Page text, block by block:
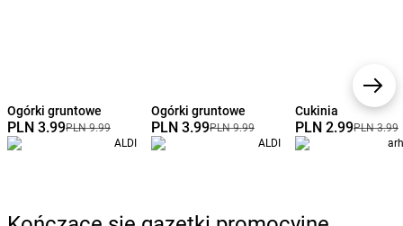
Ogórki gruntowe
PLN 3.99PLN 9.99
ALDI
Ogórki gruntowe
PLN 3.99PLN 9.99
ALDI
Cukinia
PLN 2.99PLN 3.99